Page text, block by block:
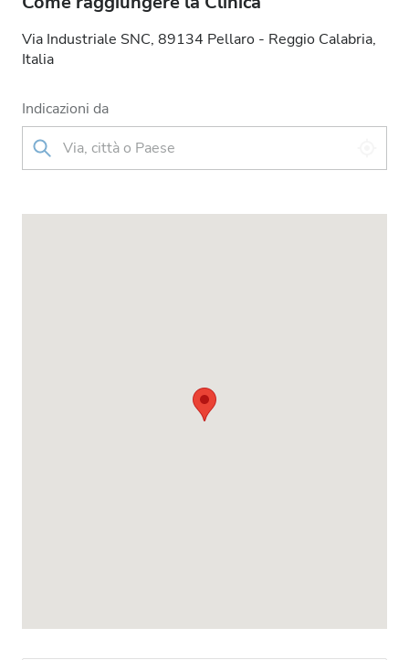
Via Industriale SNC, 89134 Pellaro - Reggio Calabria,
Italia
Indicazioni da